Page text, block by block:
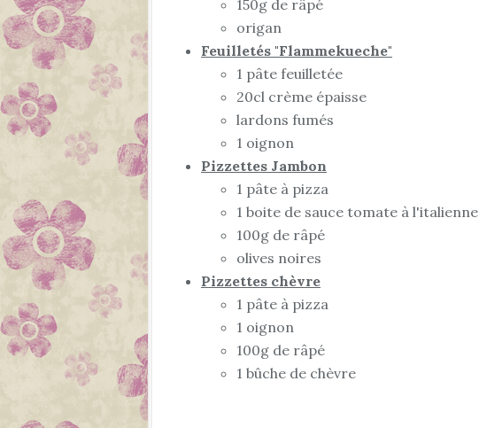
150g de râpé
origan
Feuilletés "Flammekueche"
1 pâte feuilletée
20cl crème épaisse
lardons fumés
1 oignon
Pizzettes Jambon
1 pâte à pizza
1 boite de sauce tomate à l'italienne
100g de râpé
olives noires
Pizzettes chèvre
1 pâte à pizza
1 oignon
100g de râpé
1 bûche de chèvre